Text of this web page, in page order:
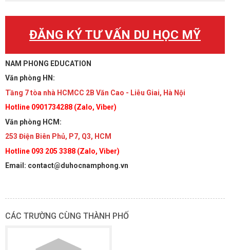
ĐĂNG KÝ TƯ VẤN DU HỌC MỸ
NAM PHONG EDUCATION
Văn phòng HN:
Tầng 7 tòa nhà HCMCC 2B Văn Cao - Liễu Giai, Hà Nội
Hotline 0901734288 (Zalo, Viber)
Văn phòng HCM:
253 Điện Biên Phủ, P7, Q3, HCM
Hotline 093 205 3388 (Zalo, Viber)
Email: contact@duhocnamphong.vn
CÁC TRƯỜNG CÙNG THÀNH PHỐ